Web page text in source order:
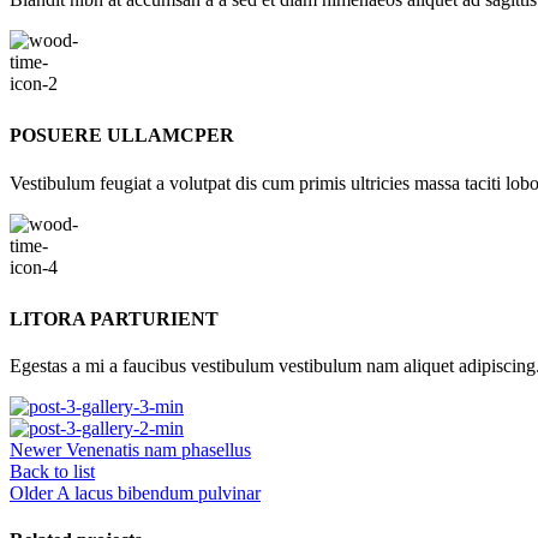
POSUERE ULLAMCPER
Vestibulum feugiat a volutpat dis cum primis ultricies massa taciti
LITORA PARTURIENT
Egestas a mi a faucibus vestibulum vestibulum nam aliquet adipiscing.
Newer Venenatis nam phasellus
Back to list
Older A lacus bibendum pulvinar